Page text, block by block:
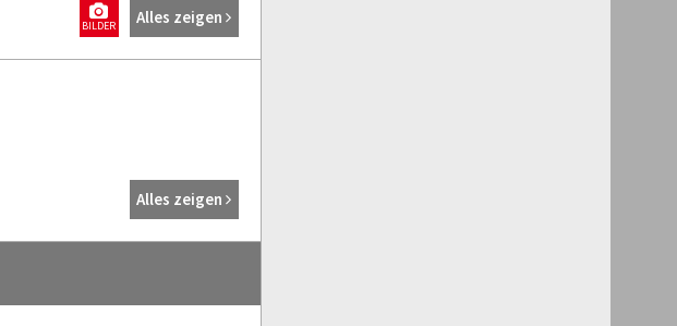
Alles zeigen
BILDER
Alles zeigen